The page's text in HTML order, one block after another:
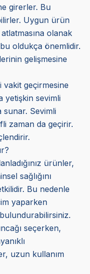
girerler. Bu
Uygun ürün
olanak
oldukça önemlidir.
gelişmesine
vakit geçirmesine
yetişkin sevimli
sunar. Sevimli
zaman da geçirir.
ürünler,
sağlığını
Bu nedenle
yaparken
seçerken,
uzun kullanım